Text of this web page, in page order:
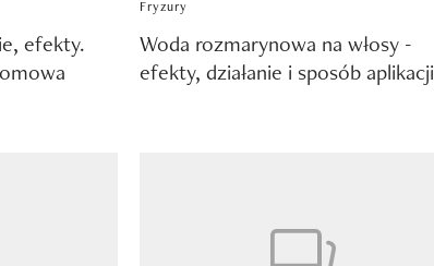
efekty.
Fryzury
Woda rozmarynowa na włosy -
efekty, działanie i sposób aplikacji